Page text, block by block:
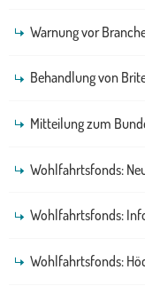
Warnung vor
Behandlung von
Mitteilung zum
Wohlfahrtsfonds:
Wohlfahrtsfonds:
Wohlfahrtsfonds: